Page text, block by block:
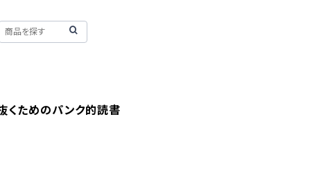
くためのパンク的読書